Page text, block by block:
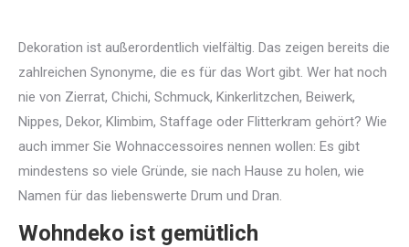
Dekoration ist außerordentlich vielfältig. Das zeigen bereits die
zahlreichen Synonyme, die es für das Wort gibt. Wer hat noch
nie von Zierrat, Chichi, Schmuck, Kinkerlitzchen, Beiwerk,
Nippes, Dekor, Klimbim, Staffage oder Flitterkram gehört? Wie
auch immer Sie Wohnaccessoires nennen wollen: Es gibt
mindestens so viele Gründe, sie nach Hause zu holen, wie
Namen für das liebenswerte Drum und Dran.
Wohndeko ist gemütlich